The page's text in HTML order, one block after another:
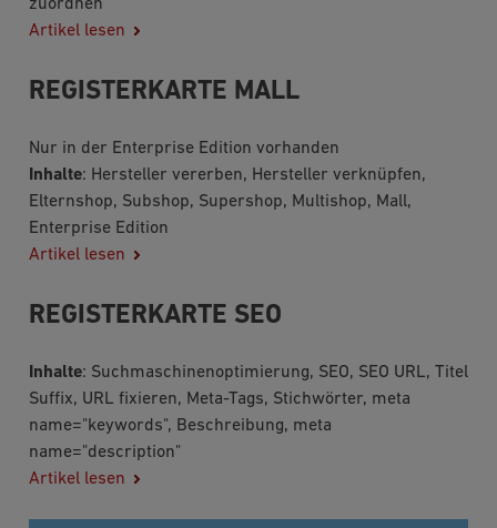
zuordnen
Artikel lesen
REGISTERKARTE MALL
Nur in der Enterprise Edition vorhanden
Inhalte: Hersteller vererben, Hersteller verknüpfen,
Elternshop, Subshop, Supershop, Multishop, Mall,
Enterprise Edition
Artikel lesen
REGISTERKARTE SEO
Inhalte: Suchmaschinenoptimierung, SEO, SEO URL, Titel
Suffix, URL fixieren, Meta-Tags, Stichwörter, meta
name="keywords", Beschreibung, meta
name="description"
Artikel lesen